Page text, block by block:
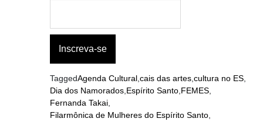
TaggedAgenda Cultural cais das artes cultura no ES
Dia dos Namorados Espírito Santo FEMES
Fernanda Takai
Filarmônica de Mulheres do Espírito Santo